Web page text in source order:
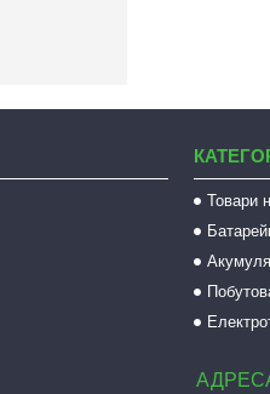
Товари